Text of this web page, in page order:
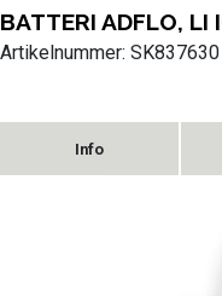
BATTERI ADFLO, LI
Artikelnummer: SK837630